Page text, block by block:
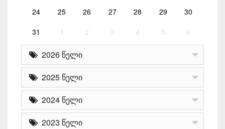
24 25 26 27 28 29 30
31 1 2 3 4 5 6
2026 წელი
2025 წელი
2024 წელი
2023 წელი